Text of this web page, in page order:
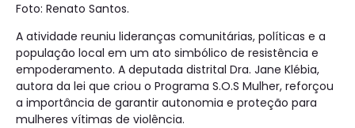
Foto: Renato Santos.
A atividade reuniu lideranças comunitárias, políticas e a
população local em um ato simbólico de resistência e
empoderamento. A deputada distrital Dra. Jane Klébia,
autora da lei que criou o Programa S.O.S Mulher, reforçou
a importância de garantir autonomia e proteção para
mulheres vítimas de violência.